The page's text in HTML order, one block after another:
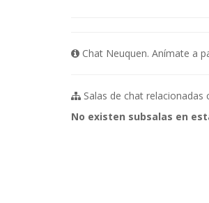
Chat Neuquen. Anímate a
Salas de chat relacionadas
No existen subsalas en